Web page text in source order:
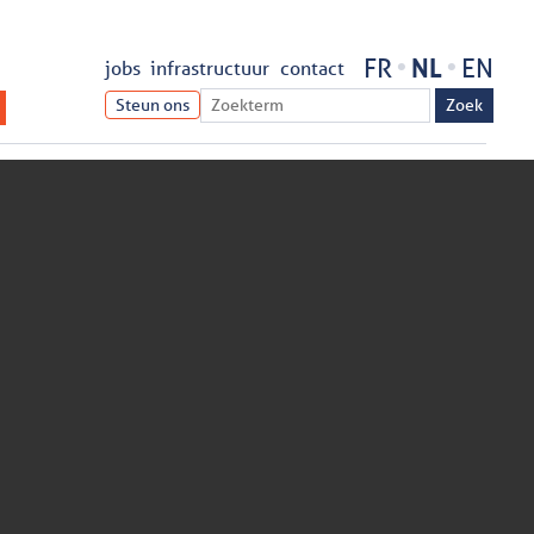
jobs infrastructuur contact FR NL EN
Steun ons